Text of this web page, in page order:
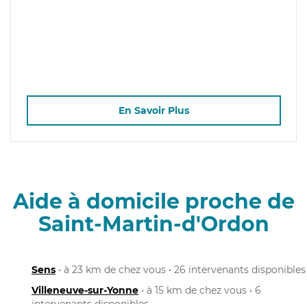
En Savoir Plus
Aide à domicile proche de
Saint-Martin-d'Ordon
Sens • à 23 km de chez vous • 26 intervenants disponibles
Villeneuve-sur-Yonne • à 15 km de chez vous • 6